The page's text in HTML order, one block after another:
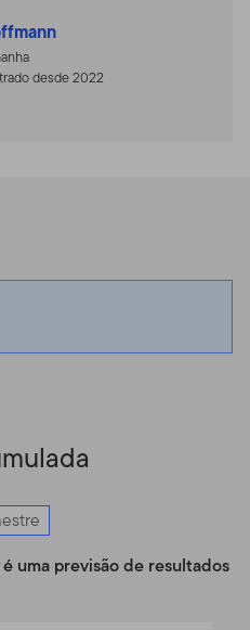
desde 2022
uma previsão de resultados